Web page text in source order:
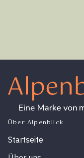
Über Alpenblick
Startseite